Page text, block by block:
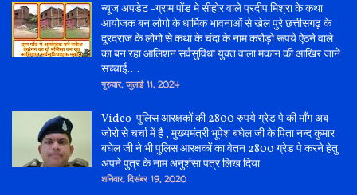
न्यूज अपडेट -ग्राम पोंड मे सीहोर वाले प्रदीप मिश्रा के कथा
आयोजक बन लोगो के धार्मिक भावनाओं से खेल पुरे छत्तीसगढ़ के
दूरदराज के लोगो से कथा के चंदा के नाम करोड़ो रूपये ऐठने वाले
का बन रहा आलिशन सर्वसुविधा युक्त वाला मकान की आखिर जाने
सच्चाई....
गुरुवार, जुलाई 11, 2024
Video-पुलिस आरक्षकों की 2800 रुपये ग्रेड पे की माँग अब
जोरो से चर्चा में है , मुख्यमंत्री भूपेश बघेल जी के पिता नन्द कुमार
बघेल जी ने भी पुलिस आरक्षकों का वेतन 2800 ग्रेड पे करने हेतु
अपने पुत्र के नाम अनुशंसा पत्र लिख दिया
शनिवार, दिसंबर 19, 2020